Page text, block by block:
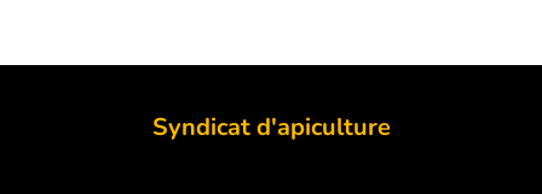
Syndicat d'apiculture